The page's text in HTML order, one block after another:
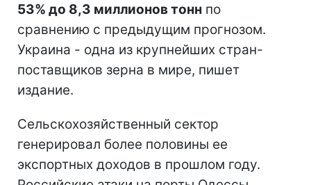
53% до 8,3 миллионов тонн по
сравнению с предыдущим прогнозом.
Украина - одна из крупнейших стран-
поставщиков зерна в мире, пишет
издание.
Сельскохозяйственный сектор
генерировал более половины ее
экспортных доходов в прошлом году.